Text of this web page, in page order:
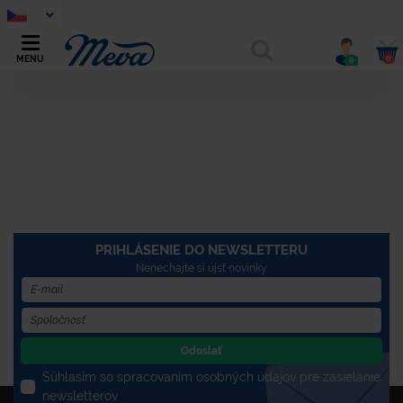
MENU 0 0
PRIHLÁSENIE DO NEWSLETTERU
Nenechajte si újsť novinky
Odoslať
Súhlasím so spracovaním osobných údajov pre zasielanie
newsletterov